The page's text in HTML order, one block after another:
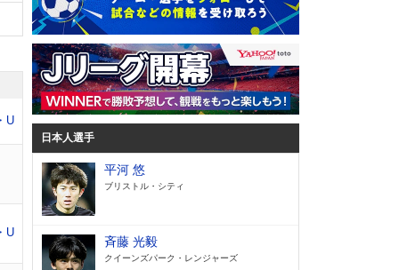
U
U
日本人選手
平河 悠
ブリストル・シティ
斉藤 光毅
クイーンズパーク・レンジャーズ